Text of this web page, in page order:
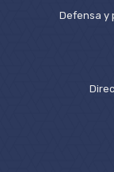
Defensa y